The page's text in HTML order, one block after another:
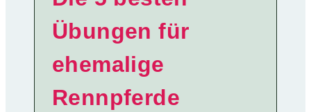
Übungen für
ehemalige
Rennpferde